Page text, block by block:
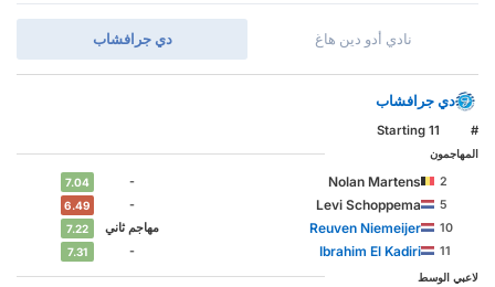
دي جرافشاب نادي أدو دين هاغ
دي جرافشاب
#
Starting 11
المهاجمون
2
Nolan Martens
-
7.04
5
Levi Schoppema
-
6.49
10
Reuven Niemeijer مهاجم ثاني 7.22
11
Ibrahim El Kadiri
-
7.31
لاعبي الوسط